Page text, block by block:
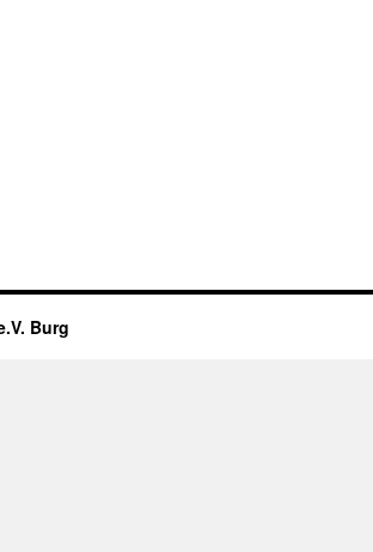
Burg